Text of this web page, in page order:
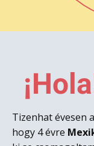
Tizenhat évesen
hogy 4 évre